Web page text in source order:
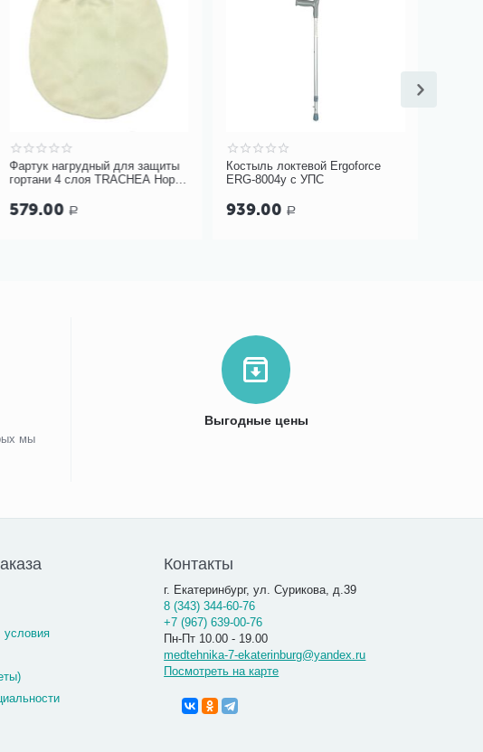
Фартук нагрудный для защиты
гортани 4 слоя TRACHEA Норм,
579.00 Р
Костыль локтевой Ergoforce
ERG-8004у с УПС
939.00 Р
мы
Выгодные цены
условия
Контакты
г. Екатеринбург, ул. Сурикова, д.39
8 (343) 344-60-76
+7 (967) 639-00-76
Пн-Пт 10.00 - 19.00
medtehnika-7-ekaterinburg@yandex.ru
Посмотреть на карте